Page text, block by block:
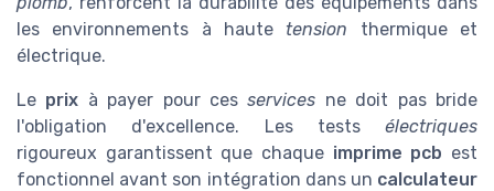
les environnements à haute tension thermique et
électrique.
Le prix à payer pour cesservices ne doit pas bride
l'obligation d'excellence. Les tests électriques
rigoureux garantissent que chaque imprime pcb est
fonctionnel avant son intégration dans un calculateur